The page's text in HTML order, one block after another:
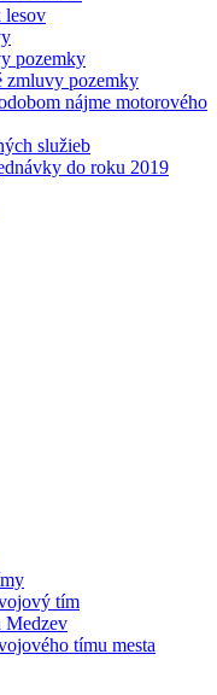
lesov
pozemky
zmluvy pozemky
nájme motorového
služieb
do roku 2019
tím
Medzev
tímu mesta